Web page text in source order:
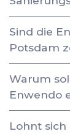
Sind die
Potsdam
Warum
Enwendo
Lohnt